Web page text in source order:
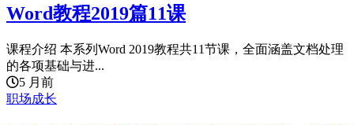
Word教程2019篇11课
课程介绍 本系列Word 2019教程共11节课，全面涵盖文档处理
的各项基础与进...
5 月前
职场成长